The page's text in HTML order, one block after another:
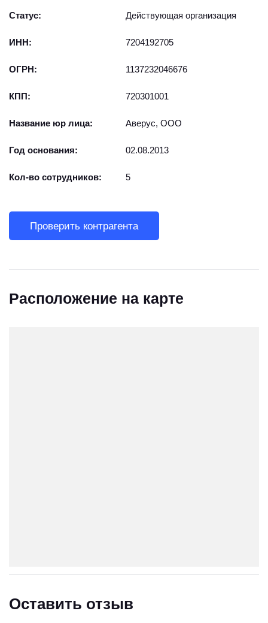
Статус: Действующая организация
ИНН: 7204192705
ОГРН: 1137232046676
КПП: 720301001
Название юр лица: Аверус, ООО
Год основания: 02.08.2013
Кол-во сотрудников: 5
Проверить контрагента
Расположение на карте
Оставить отзыв